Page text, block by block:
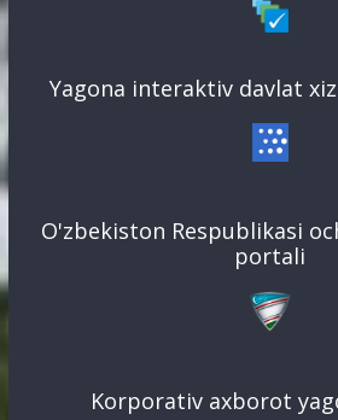
Yagona interaktiv davlat
O'zbekiston Respublikasi
portali
Korporativ axborot